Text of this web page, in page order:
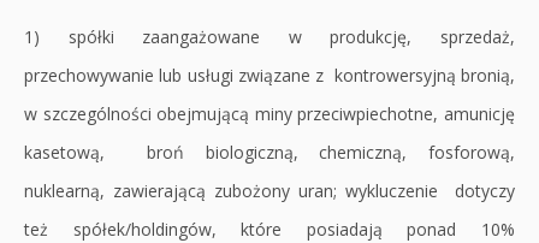
1) spółki zaangażowane w produkcję, sprzedaż,
przechowywanie lub usługi związane z kontrowersyjną bronią,
w szczególności obejmującą miny przeciwpiechotne, amunicję
kasetową, broń biologiczną, chemiczną, fosforową,
nuklearną, zawierającą zubożony uran; wykluczenie dotyczy
też spółek/holdingów, które posiadają ponad 10%